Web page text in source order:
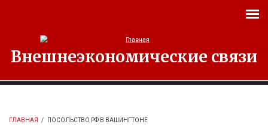
Внешнеэкономические связи
ГЛАВНАЯ / ПОСОЛЬСТВО РФ В ВАШИНГТОНЕ